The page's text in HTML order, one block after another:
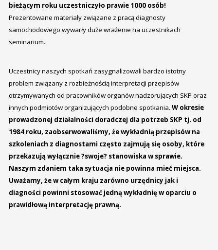
bieżącym roku uczestniczyło prawie 1000 osób!
Prezentowane materiały związane z pracą diagnosty
samochodowego wywarły duże wrażenie na uczestnikach
seminarium.
Uczestnicy naszych spotkań zasygnalizowali bardzo istotny
problem związany z rozbieżnością interpretacji przepisów
otrzymywanych od pracowników organów nadzorujących SKP oraz
innych podmiotów organizujących podobne spotkania. W okresie
prowadzonej działalności doradczej dla potrzeb SKP tj. od
1984 roku, zaobserwowaliśmy, że wykładnią przepisów na
szkoleniach z diagnostami często zajmują się osoby, które
przekazują wyłącznie ?swoje? stanowiska w sprawie.
Naszym zdaniem taka sytuacja nie powinna mieć miejsca.
Uważamy, że w całym kraju zarówno urzędnicy jak i
diagności powinni stosować jedną wykładnię w oparciu o
prawidłową interpretację prawną.